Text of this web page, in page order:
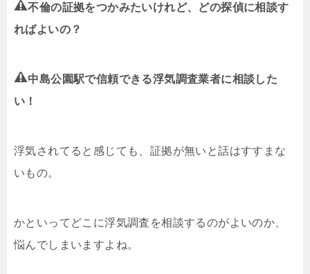
不倫の証拠をつかみたいけれど、どの探偵に相談す
ればよいの？
中島公園駅で信頼できる浮気調査業者に相談した
い！
浮気されてると感じても、証拠が無いと話はすすまな
いもの。
かといってどこに浮気調査を相談するのがよいのか、
悩んでしまいますよね。